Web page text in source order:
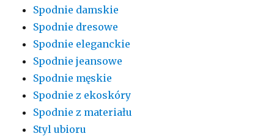
Spodnie damskie
Spodnie dresowe
Spodnie eleganckie
Spodnie jeansowe
Spodnie męskie
Spodnie z ekoskóry
Spodnie z materiału
Styl ubioru